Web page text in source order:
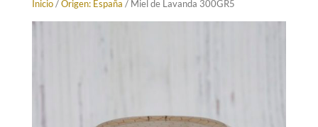
Inicio/Origen: España / Miel de Lavanda 300GR5